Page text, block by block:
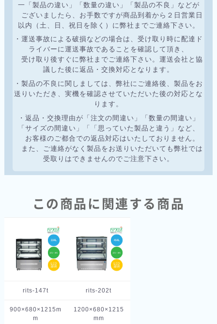
一「製品の違い」「数量の違い」「製品の不良」などが
ございましたら、お手数ですが商品到着から２日営業日
以内（土、日、祝日を除く）に弊社までご連絡下さい。
・運送事故による破損などの場合は、受け取り時に配達ド
ライバーに運送事故であることを確認して頂き、
受け取り後すぐに弊社までご連絡下さい。運送会社と協
議した後に返品・交換対応となります。
・製品の不良に関しましては、弊社にご連絡後、製品をお
送りいただき、実機を確認させていただいた後の対応とな
ります。
・返品・交換理由が「注文の間違い」「数量の間違い」
「サイズの間違い」「「思っていた製品と違う」など、
お客様のご都合での返品対応はいたしておりません。
また、ご連絡がなく製品をお送りいただいても弊社では
受取りはできませんのでご注意下さい。
この商品に関連する商品
rits-147t rits-202t
900×680×1215m
m
1200×680×1215
mm